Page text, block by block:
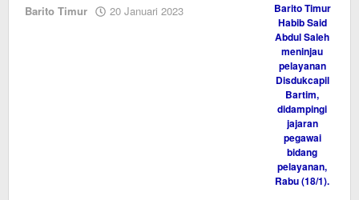
Barito Timur 20 Januari 2023